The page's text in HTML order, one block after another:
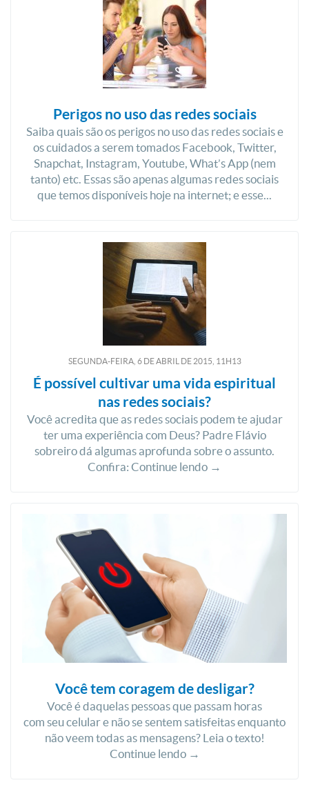
Perigos no uso das redes sociais
Saiba quais são os perigos no uso das redes sociais e
os cuidados a serem tomados Facebook, Twitter,
Snapchat, Instagram, Youtube, What’s App (nem
tanto) etc. Essas são apenas algumas redes sociais
que temos disponíveis hoje na internet; e esse...
SEGUNDA-FEIRA, 6DEABRIL DE2015, 11H13
É possível cultivar uma vida espiritual
nas redes sociais?
Você acredita que as redes sociais podem te ajudar
ter uma experiência com Deus? Padre Flávio
sobreiro dá algumas aprofunda sobre o assunto.
Confira: Continue lendo →
Você tem coragem de desligar?
Você é daquelas pessoas que passam horas
com seu celular e não se sentem satisfeitas enquanto
não veem todas as mensagens? Leia o texto!
Continue lendo →